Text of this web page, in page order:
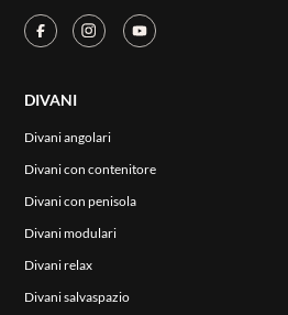
DIVANI
Divani angolari
Divani con contenitore
Divani con penisola
Divani modulari
Divani relax
Divani salvaspazio